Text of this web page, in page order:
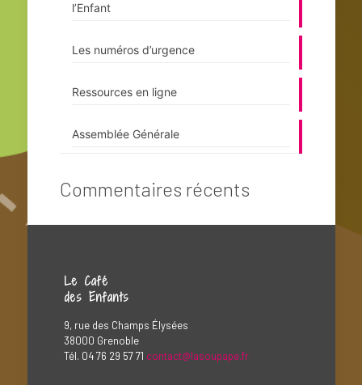
l’Enfant
Les numéros d’urgence
Ressources en ligne
Assemblée Générale
Commentaires récents
Le Café
des Enfants
9, rue des Champs Élysées
38000 Grenoble
Tél. 04 76 29 57 71 contact@lasoupape.fr